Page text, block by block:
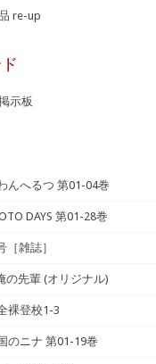
re-up
示板
んへるつ 第01-04巻
DAYS 第01-28巻
［雑誌］
の先輩 (オリジナル)
裸登校1-3
のニナ 第01-19巻